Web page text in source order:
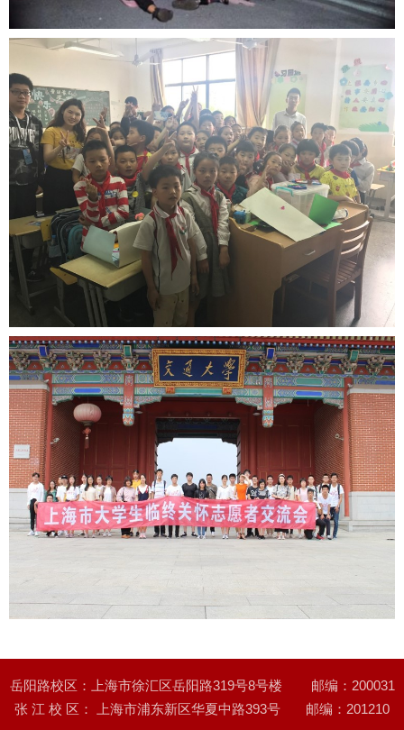
岳阳路校区：上海市徐汇区岳阳路319号8号楼 邮编：200031
张 江 校 区： 上海市浦东新区华夏中路393号 邮编：201210